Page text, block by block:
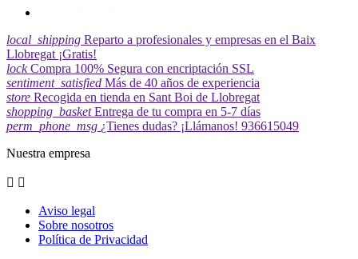
local_shipping Reparto a profesionales y empresas en el Baix
Llobregat ¡Gratis!
lock Compra 100% Segura con encriptación SSL
sentiment_satisfied Más de 40 años de experiencia
store Recogida en tienda en Sant Boi de Llobregat
shopping_basket Entrega de tu compra en 5-7 días
perm_phone_msg ¿Tienes dudas? ¡Llámanos! 936615049
Nuestra empresa
 
Aviso legal
Sobre nosotros
Política de Privacidad